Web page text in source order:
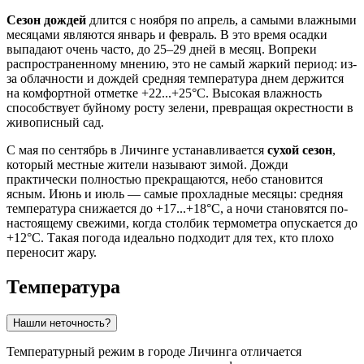
Сезон дождей длится с ноября по апрель, а самыми влажными
месяцами являются январь и февраль. В это время осадки
выпадают очень часто, до 25–29 дней в месяц. Вопреки
распространенному мнению, это не самый жаркий период: из-
за облачности и дождей средняя температура днем держится
на комфортной отметке +22...+25°C. Высокая влажность
способствует буйному росту зелени, превращая окрестности в
живописный сад.
С мая по сентябрь в Личинге устанавливается сухой сезон,
который местные жители называют зимой. Дожди
практически полностью прекращаются, небо становится
ясным. Июнь и июль — самые прохладные месяцы: средняя
температура снижается до +17...+18°C, а ночи становятся по-
настоящему свежими, когда столбик термометра опускается до
+12°C. Такая погода идеально подходит для тех, кто плохо
переносит жару.
Температура
Нашли неточность?
Температурный режим в городе Личинга отличается